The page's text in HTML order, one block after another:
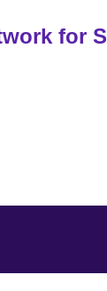
for